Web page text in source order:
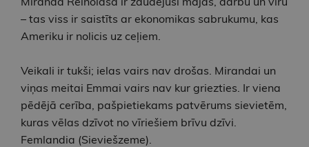
– tas viss ir saistīts ar ekonomikas sabrukumu, kas
Ameriku ir nolicis uz ceļiem.
Veikali ir tukši; ielas vairs nav drošas. Mirandai un
viņas meitai Emmai vairs nav kur griezties. Ir viena
pēdējā cerība, pašpietiekams patvērums sievietēm,
kuras vēlas dzīvot no vīriešiem brīvu dzīvi.
Femlandia (Sieviešzeme).